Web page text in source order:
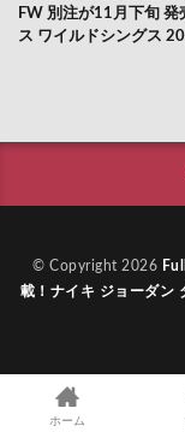
FW 別注が11月下旬 発
ス ワイルドシングス
© Copyright 2026
載！ナイキ ジョーダン
ホーム